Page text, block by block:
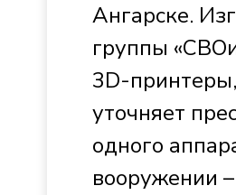
Ангарске.
группы
3D-
уточняет
одного
вооружении